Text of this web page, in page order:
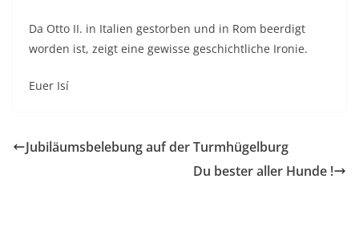
Da Otto II. in Italien gestorben und in Rom beerdigt
worden ist, zeigt eine gewisse geschichtliche Ironie.
Euer Isí
Jubiläumsbelebung auf der Turmhügelburg
Du bester aller Hunde !